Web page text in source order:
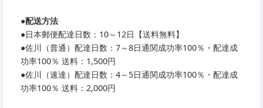
●配送方法
●日本郵便配達日数：10～12日【送料無料】
●佐川（普通）配達日数：7～8日通関成功率100％・配達成
功率100％ 送料：1,500円
●佐川（速達）配達日数：4～5日通関成功率100％・配達成
功率100％ 送料：2,000円